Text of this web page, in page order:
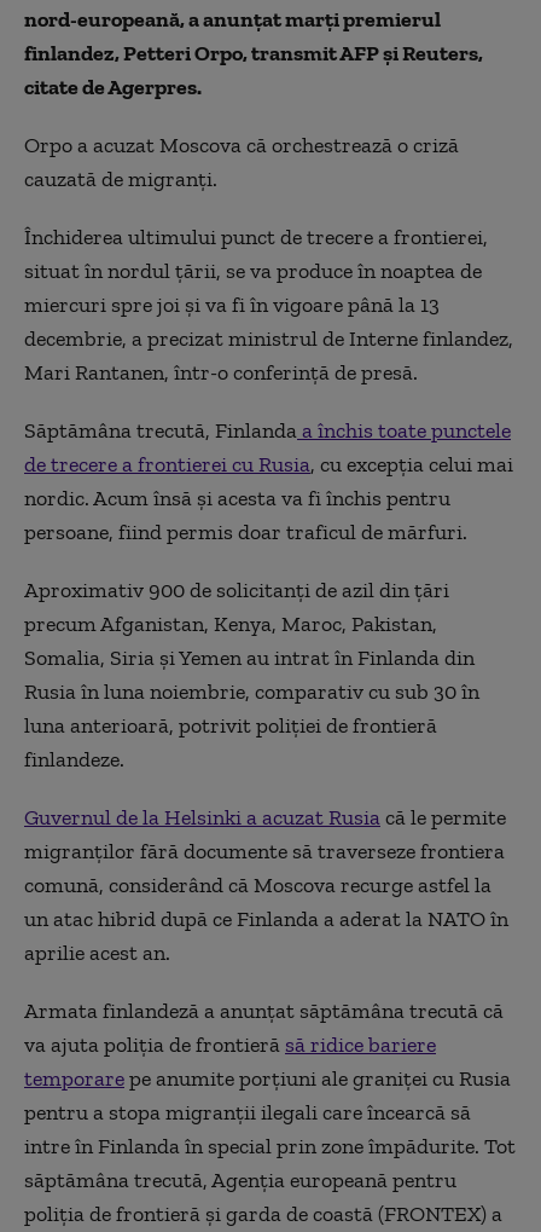
nord-europeană, a anunţat marţi premierul
finlandez, Petteri Orpo, transmit AFP şi Reuters,
citate de Agerpres.
Orpo a acuzat Moscova că orchestrează o criză
cauzată de migranţi.
Închiderea ultimului punct de trecere a frontierei,
situat în nordul ţării, se va produce în noaptea de
miercuri spre joi şi va fi în vigoare până la 13
decembrie, a precizat ministrul de Interne finlandez,
Mari Rantanen, într-o conferinţă de presă.
Săptămâna trecută, Finlandaa închis toate punctele
de trecere a frontierei cu Rusia, cu excepţia celui mai
nordic. Acum însă şi acesta va fi închis pentru
persoane, fiind permis doar traficul de mărfuri.
Aproximativ 900 de solicitanţi de azil din ţări
precum Afganistan, Kenya, Maroc, Pakistan,
Somalia, Siria şi Yemen au intrat în Finlanda din
Rusia în luna noiembrie, comparativ cu sub 30 în
luna anterioară, potrivit poliţiei de frontieră
finlandeze.
Guvernul de la Helsinki a acuzat Rusiacă le permite
migranţilor fără documente să traverseze frontiera
comună, considerând că Moscova recurge astfel la
un atac hibrid după ce Finlanda a aderat la NATO în
aprilie acest an.
Armata finlandeză a anunţat săptămâna trecută că
va ajuta poliţia de frontieră să ridice bariere
temporarepe anumite porţiuni ale graniţei cu Rusia
pentru a stopa migranţii ilegali care încearcă să
intre în Finlanda în special prin zone împădurite. Tot
săptămâna trecută, Agenţia europeană pentru
poliţia de frontieră şi garda de coastă (FRONTEX) a